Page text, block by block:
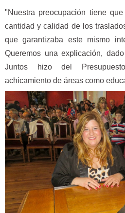
"Nuestra preocupación tiene
cantidad y calidad de los
que garantizaba este mismo
Queremos una explicación,
Juntos hizo del
achicamiento de áreas como